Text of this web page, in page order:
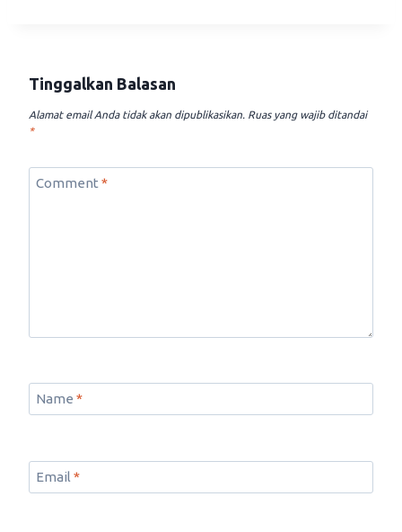
Tinggalkan Balasan
Alamat email Anda tidak akan dipublikasikan. Ruas yang wajib ditandai
*
Comment *
Name *
Email *